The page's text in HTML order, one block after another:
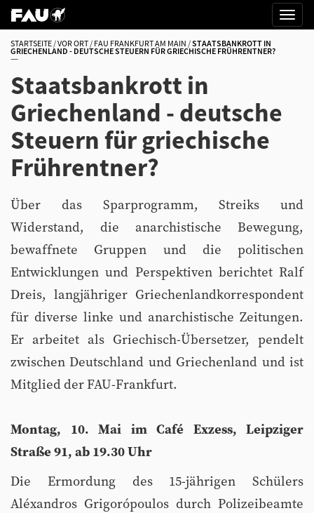
STARTSEITE VOR ORT FAU FRANKFURT AM MAIN STAATSBANKROTT IN
GRIECHENLAND - DEUTSCHE STEUERN FÜR GRIECHISCHE FRÜHRENTNER?
Staatsbankrott in
Griechenland - deutsche
Steuern für griechische
Frührentner?
Über das Sparprogramm, Streiks und
Widerstand, die anarchistische Bewegung,
bewaffnete Gruppen und die politischen
Entwicklungen und Perspektiven berichtet Ralf
Dreis, langjähriger Griechenlandkorrespondent
für diverse linke und anarchistische Zeitungen.
Er arbeitet als Griechisch-Übersetzer, pendelt
zwischen Deutschland und Griechenland und ist
Mitglied der FAU-Frankfurt.
Montag, 10. Mai im Café Exzess, Leipziger
Straße 91, ab 19.30 Uhr
Die Ermordung des 15-jährigen Schülers
Aléxandros Grigorópoulos durch Polizeibeamte